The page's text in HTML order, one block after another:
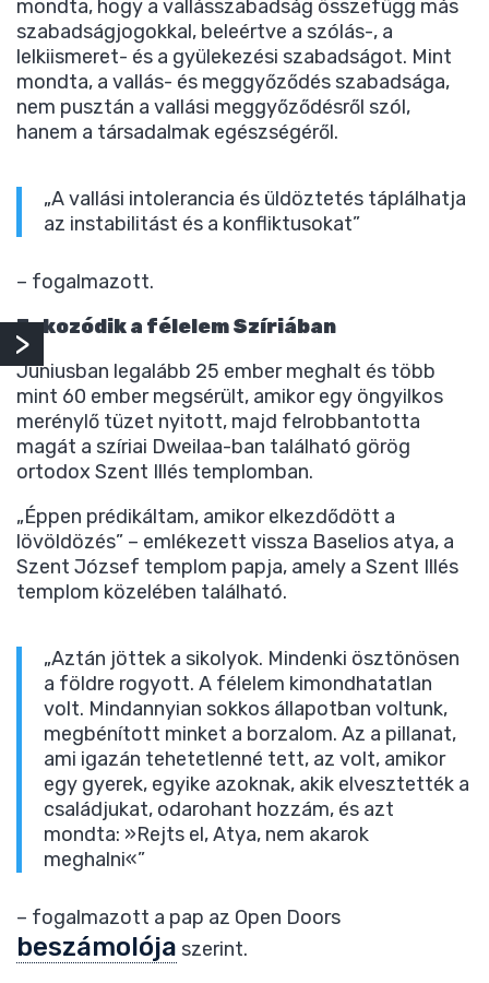
mondta, hogy a vallásszabadság összefügg más
szabadságjogokkal, beleértve a szólás-, a
lelkiismeret- és a gyülekezési szabadságot. Mint
mondta, a vallás- és meggyőződés szabadsága,
nem pusztán a vallási meggyőződésről szól,
hanem a társadalmak egészségéről.
„A vallási intolerancia és üldöztetés táplálhatja
az instabilitást és a konfliktusokat”
– fogalmazott.
Fokozódik a félelem Szíriában
Júniusban legalább 25 ember meghalt és több
mint 60 ember megsérült, amikor egy öngyilkos
merénylő tüzet nyitott, majd felrobbantotta
magát a szíriai Dweilaa-ban található görög
ortodox Szent Illés templomban.
„Éppen prédikáltam, amikor elkezdődött a
lövöldözés” – emlékezett vissza Baselios atya, a
Szent József templom papja, amely a Szent Illés
templom közelében található.
„Aztán jöttek a sikolyok. Mindenki ösztönösen
a földre rogyott. A félelem kimondhatatlan
volt. Mindannyian sokkos állapotban voltunk,
megbénított minket a borzalom. Az a pillanat,
ami igazán tehetetlenné tett, az volt, amikor
egy gyerek, egyike azoknak, akik elvesztették a
családjukat, odarohant hozzám, és azt
mondta: »Rejts el, Atya, nem akarok
meghalni«”
– fogalmazott a pap az Open Doors
beszámolója szerint.